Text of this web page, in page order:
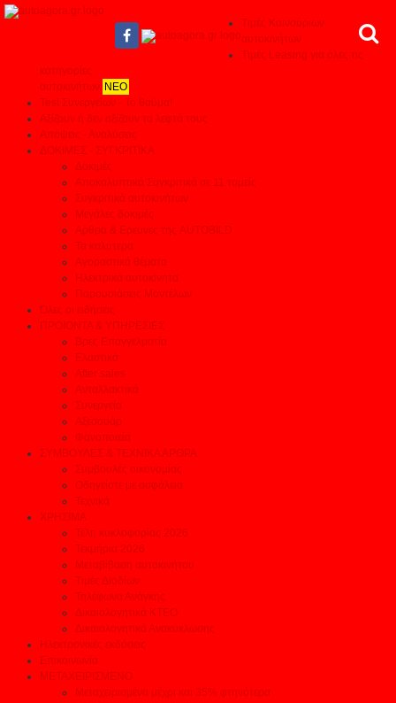
Τιμές Καινούριων
αυτοκινήτων
Τιμές Leasing για όλες τις
κατηγορίες
αυτοκινήτων ΝΕΟ
Test Συνεργείων - Το θαύμα!
Αξίζουν ή δεν αξίζουν τα λεφτά τους
Απόψεις - Αναλύσεις
ΔΟΚΙΜΕΣ - ΣΥΓΚΡΙΤΙΚΑ
Δοκιμές
Αποκαλυπτικά Συγκριτικά σε 11 τομείς
Συγκριτικά αυτοκινήτων
Μεγάλες δοκιμές
Αρθρα & Ερευνες της AUTOBILD
Τα καλύτερα
Αγοραστικά θέματα
Ηλεκτρικά αυτοκίνητα
Παρουσιάσεις Μοντέλων
Όλες οι ειδήσεις
ΠΡΟΙΟΝΤΑ & ΥΠΗΡΕΣΙΕΣ
Βρες Επαγγελματία
Ελαστικά
After sales
Ανταλλακτικά
Συνεργεία
Αξεσουάρ
Φανοποιεία
ΣΥΜΒΟΥΛΕΣ & ΤΕΧΝΙΚΑ ΑΡΘΡΑ
Συμβουλές οικονομίας
Οδηγείστε με ασφάλεια
Τεχνικά
ΧΡΗΣΙΜΑ
Τέλη κυκλοφορίας 2026
Τεκμήρια 2026
Μεταβίβαση αυτοκινήτου
Τιμές Διοδίων
Τηλέφωνα Ανάγκης
Δικαιολογητικά ΚΤΕΟ
Δικαιολογητικά Ανακύκλωσης
Ηλεκτρονικές εκδόσεις
Επικοινωνία
ΜΕΤΑΧΕΙΡΙΣΜΕΝΟ
Μεταχειρισμένα μέχρι και 35% φτηνότερα